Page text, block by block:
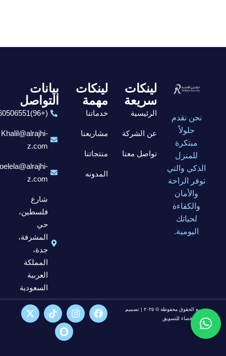
نحن نقدم
حلولاً
مبتكرة
للمنزل
الذكي والتي
توفر الراحة
والأمان
والكفاءة
لحياتك
اليومية.
لينكات
سريعة
الرئيسية
عن الشركة
تواصل معنا
لينكات
مهمة
خدماتنا
مشاريعنا
منتجاتنا
المدونه
بيانات
التواصل
(+96)6560506551
Khalil@alrajhi-
z.com
z.com
شارع
فلسطين،
حي
المشرفة،
جدة،
المملكة
العربية
السعودية
جميع الحقوق محفوظة © ٢٠٢٥ | تصميم
شركة فضاء للتسويق